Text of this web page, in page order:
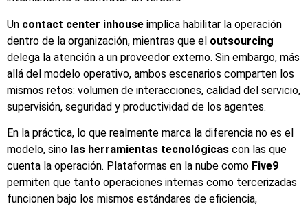
Un contact center inhouse implica habilitar la operación
dentro de la organización, mientras que el outsourcing
delega la atención a un proveedor externo. Sin embargo, más
allá del modelo operativo, ambos escenarios comparten los
mismos retos: volumen de interacciones, calidad del servicio,
supervisión, seguridad y productividad de los agentes.
En la práctica, lo que realmente marca la diferencia no es el
modelo, sino las herramientas tecnológicas con las que
cuenta la operación. Plataformas en la nube como Five9
permiten que tanto operaciones internas como tercerizadas
funcionen bajo los mismos estándares de eficiencia,